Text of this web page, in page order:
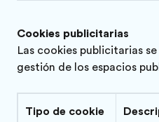
Cookies publicitarias
Las cookies publicitarias
gestión de los espacios
Tipo de cookie